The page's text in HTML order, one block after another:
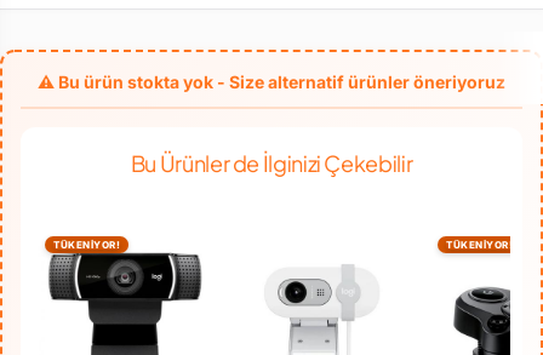
Bu Ürünler de İlginizi Çekebilir
TÜKENİYOR! TÜKENİYOR!